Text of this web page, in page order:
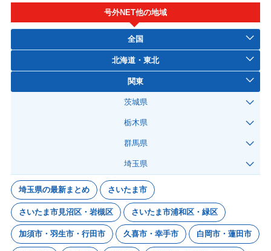
号外NET他の地域
全国
北海道・東北
関東
茨城県
栃木県
群馬県
埼玉県
埼玉県の最新まとめ さいたま市
さいたま市見沼区・岩槻区 さいたま市浦和区・緑区
加須市・羽生市・行田市 久喜市・幸手市 白岡市・蓮田市